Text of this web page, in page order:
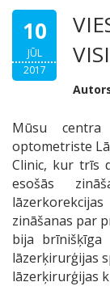
10
JŪL
2017
Mūsu
optometriste
Clinic, kur trīs
esošās
zināšanas par
bija brīnišķīga
lāzerķirurģijas
lāzerķirurģijas